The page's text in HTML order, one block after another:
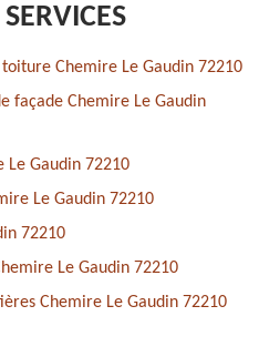
Chemire Le Gaudin 72210
façade Chemire Le Gaudin
Le Gaudin 72210
Le Gaudin 72210
72210
Le Gaudin 72210
Chemire Le Gaudin 72210